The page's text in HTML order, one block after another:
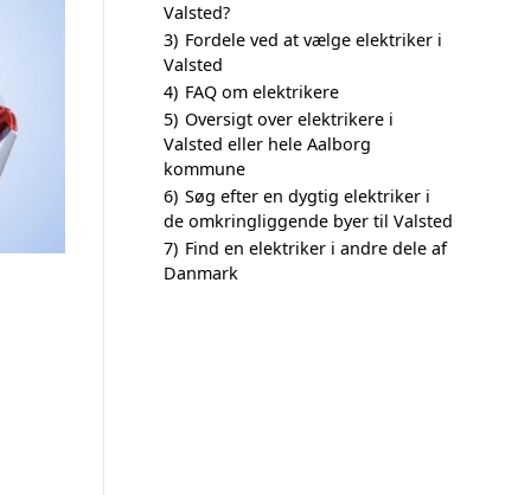
Valsted?
3) Fordele ved at vælge elektriker i
Valsted
4) FAQ om elektrikere
5) Oversigt over elektrikere i
Valsted eller hele Aalborg
kommune
6) Søg efter en dygtig elektriker i
de omkringliggende byer til Valsted
7) Find en elektriker i andre dele af
Danmark